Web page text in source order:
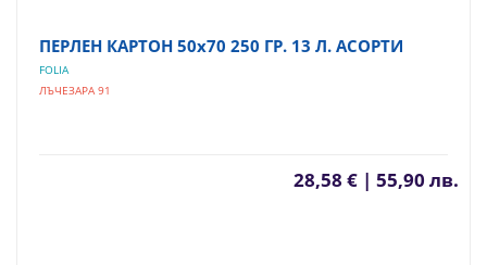
ПЕРЛЕН КАРТОН 50х70 250 ГР. 13 Л. АСОРТИ
FOLIA
ЛЪЧЕЗАРА 91
28,58 € | 55,90 лв.